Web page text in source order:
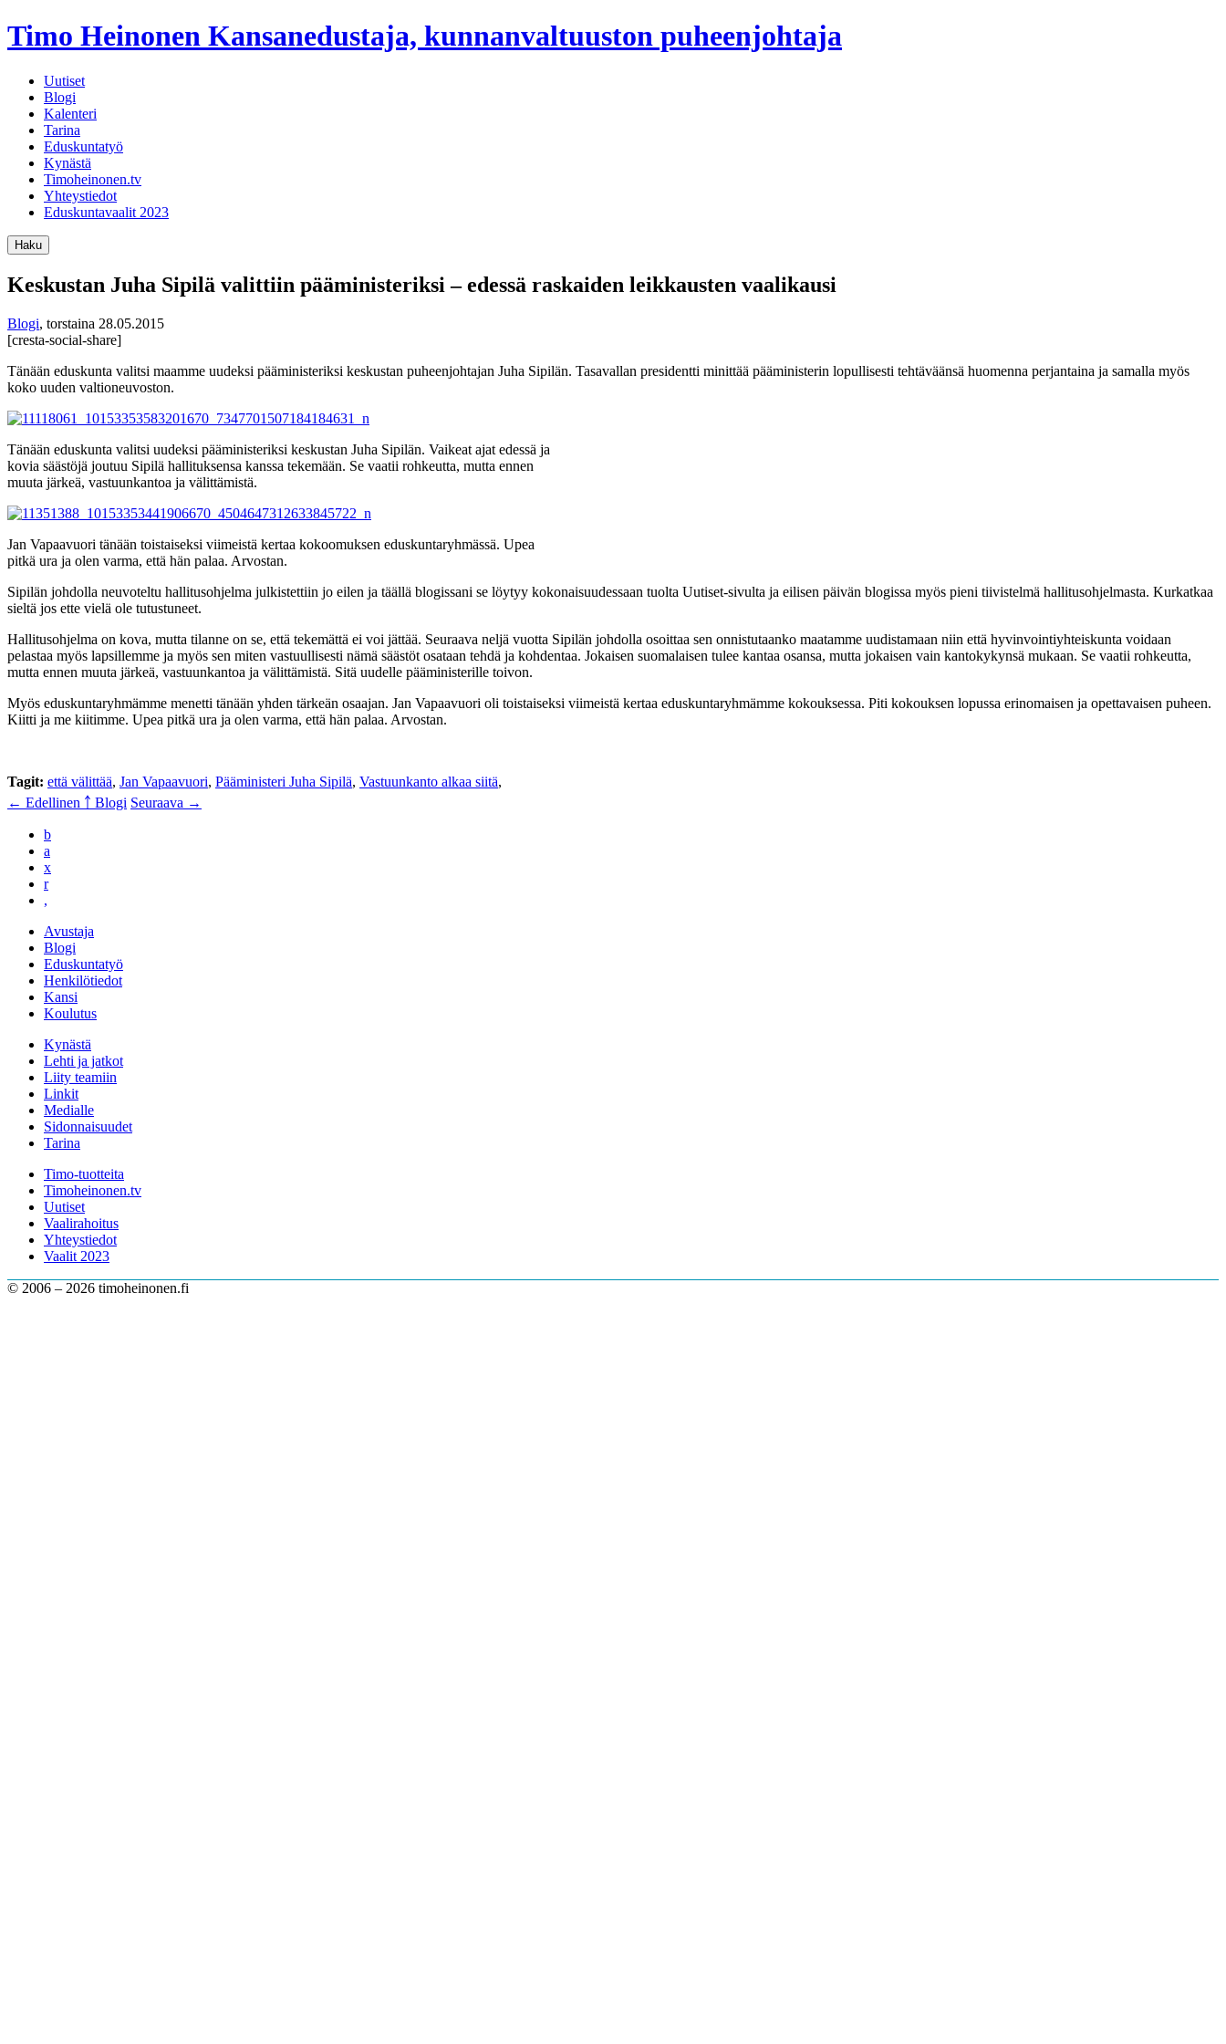
Timo Heinonen Kansanedustaja, kunnanvaltuuston puheenjohtaja
Uutiset
Blogi
Kalenteri
Tarina
Eduskuntatyö
Kynästä
Timoheinonen.tv
Yhteystiedot
Eduskuntavaalit 2023
Haku
Keskustan Juha Sipilä valittiin pääministeriksi – edessä raskaiden leikkausten vaalikausi
Blogi, torstaina 28.05.2015
[cresta-social-share]
Tänään eduskunta valitsi maamme uudeksi pääministeriksi keskustan puheenjohtajan Juha Sipilän. Tasavallan presidentti minittää pääministerin lopullisesti tehtäväänsä huomenna perjantaina ja samalla myös
koko uuden valtioneuvoston.
Tänään eduskunta valitsi uudeksi pääministeriksi keskustan Juha Sipilän. Vaikeat ajat edessä ja
kovia säästöjä joutuu Sipilä hallituksensa kanssa tekemään. Se vaatii rohkeutta, mutta ennen
muuta järkeä, vastuunkantoa ja välittämistä.
Jan Vapaavuori tänään toistaiseksi viimeistä kertaa kokoomuksen eduskuntaryhmässä. Upea
pitkä ura ja olen varma, että hän palaa. Arvostan.
Sipilän johdolla neuvoteltu hallitusohjelma julkistettiin jo eilen ja täällä blogissani se löytyy kokonaisuudessaan tuolta Uutiset-sivulta ja eilisen päivän blogissa myös pieni tiivistelmä hallitusohjelmasta. Kurkatkaa
sieltä jos ette vielä ole tutustuneet.
Hallitusohjelma on kova, mutta tilanne on se, että tekemättä ei voi jättää. Seuraava neljä vuotta Sipilän johdolla osoittaa sen onnistutaanko maatamme uudistamaan niin että hyvinvointiyhteiskunta voidaan
pelastaa myös lapsillemme ja myös sen miten vastuullisesti nämä säästöt osataan tehdä ja kohdentaa. Jokaisen suomalaisen tulee kantaa osansa, mutta jokaisen vain kantokykynsä mukaan. Se vaatii rohkeutta,
mutta ennen muuta järkeä, vastuunkantoa ja välittämistä. Sitä uudelle pääministerille toivon.
Myös eduskuntaryhmämme menetti tänään yhden tärkeän osaajan. Jan Vapaavuori oli toistaiseksi viimeistä kertaa eduskuntaryhmämme kokouksessa. Piti kokouksen lopussa erinomaisen ja opettavaisen puheen.
Kiitti ja me kiitimme. Upea pitkä ura ja olen varma, että hän palaa. Arvostan.
Tagit: että välittää, Jan Vapaavuori, Pääministeri Juha Sipilä, Vastuunkanto alkaa siitä,
← Edellinen ￪ Blogi Seuraava →
b
a
x
r
,
Avustaja
Blogi
Eduskuntatyö
Henkilötiedot
Kansi
Koulutus
Kynästä
Lehti ja jatkot
Liity teamiin
Linkit
Medialle
Sidonnaisuudet
Tarina
Timo-tuotteita
Timoheinonen.tv
Uutiset
Vaalirahoitus
Yhteystiedot
Vaalit 2023
© 2006 – 2026 timoheinonen.fi